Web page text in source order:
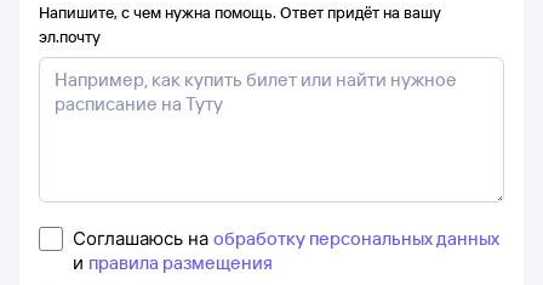
Напишите, с чем нужна помощь. Ответ придёт на вашу
эл.почту
Соглашаюсь на обработку персональных данных
и правила размещения